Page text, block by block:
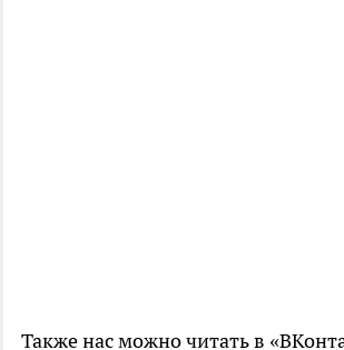
Также нас можно читать в